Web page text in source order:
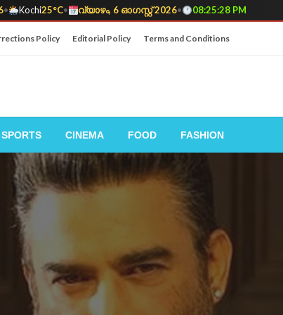
• Kochi25°C• വ്യാഴം, 6 ഓഗസ്റ്റ് 2026• 08:25:30 PM
Policy Editorial Policy Terms and Conditions
SPORTS CINEMA FOOD FASHION